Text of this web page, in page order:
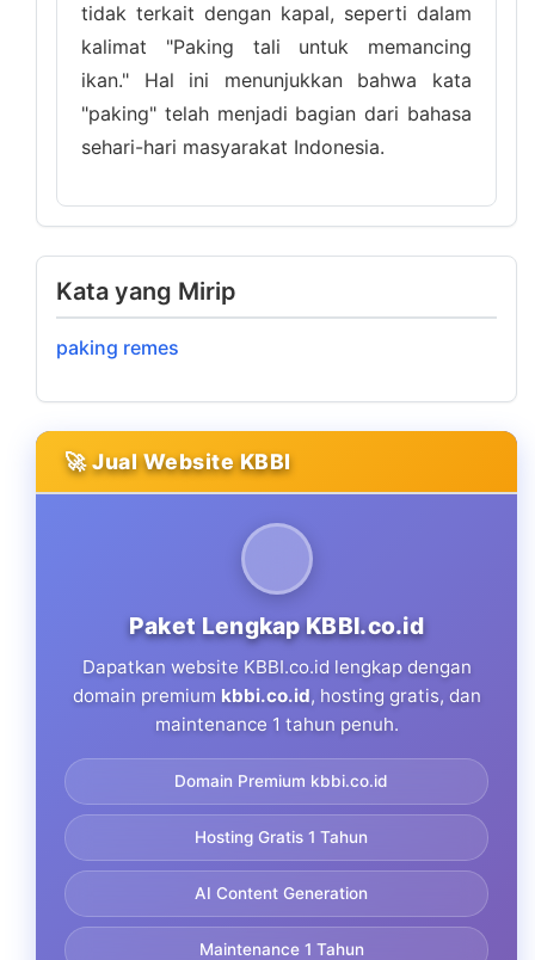
tidak terkait dengan kapal, seperti dalam
kalimat "Paking tali untuk memancing
ikan." Hal ini menunjukkan bahwa kata
"paking" telah menjadi bagian dari bahasa
sehari-hari masyarakat Indonesia.
Kata yang Mirip
paking remes
🚀 Jual Website KBBI
Paket Lengkap KBBI.co.id
Dapatkan website KBBI.co.id lengkap dengan
domain premium kbbi.co.id, hosting gratis, dan
maintenance 1 tahun penuh.
Domain Premium kbbi.co.id
Hosting Gratis 1 Tahun
AI Content Generation
Maintenance 1 Tahun